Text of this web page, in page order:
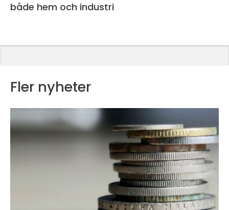
både hem och industri
Fler nyheter